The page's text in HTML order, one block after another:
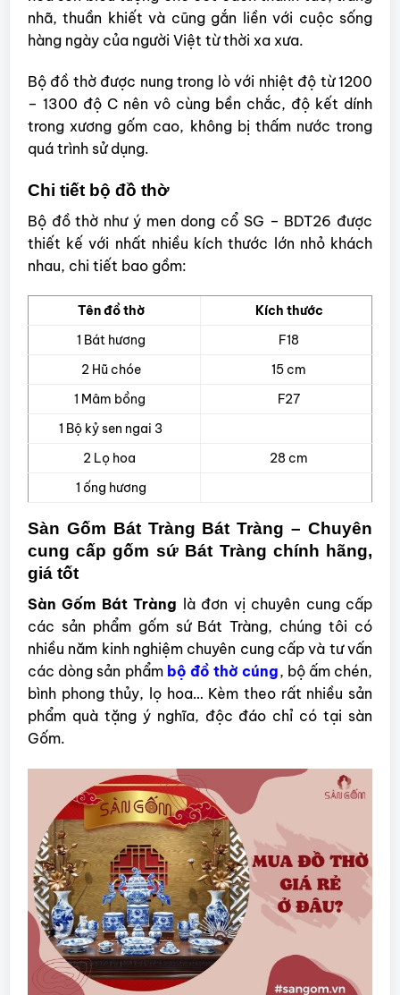
nhã, thuần khiết và cũng gắn liền với cuộc sống
hàng ngày của người Việt từ thời xa xưa.
Bộ đồ thờ được nung trong lò với nhiệt độ từ 1200
– 1300 độ C nên vô cùng bền chắc, độ kết dính
trong xương gốm cao, không bị thấm nước trong
quá trình sử dụng.
Chi tiết bộ đồ thờ
Bộ đồ thờ như ý men dong cổ SG – BDT26 được
thiết kế với nhất nhiều kích thước lớn nhỏ khách
nhau, chi tiết bao gồm:
Tên đồ thờ
Kích thước
1 Bát hương
F18
2 Hũ chóe
15 cm
1 Mâm bồng
F27
1 Bộ kỷ sen ngai 3
2 Lọ hoa
28 cm
1 ống hương
Sàn Gốm Bát Tràng Bát Tràng – Chuyên
cung cấp gốm sứ Bát Tràng chính hãng,
giá tốt
Sàn Gốm Bát Tràng là đơn vị chuyên cung cấp
các sản phẩm gốm sứ Bát Tràng, chúng tôi có
nhiều năm kinh nghiệm chuyên cung cấp và tư vấn
các dòng sản phẩm bộ đồ thờ cúng, bộ ấm chén,
bình phong thủy, lọ hoa… Kèm theo rất nhiều sản
phẩm quà tặng ý nghĩa, độc đáo chỉ có tại sàn
Gốm.